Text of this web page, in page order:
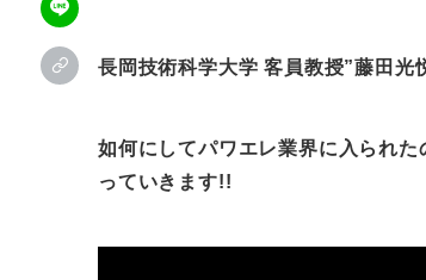
長岡技術科学大学 客員教授”藤田光
如何にしてパワエレ業界に入られ
っていきます!!